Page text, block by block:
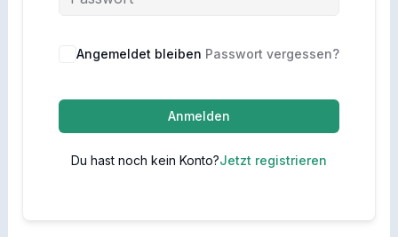
Angemeldet bleiben Passwort vergessen?
Anmelden
Du hast noch kein Konto?Jetzt registrieren